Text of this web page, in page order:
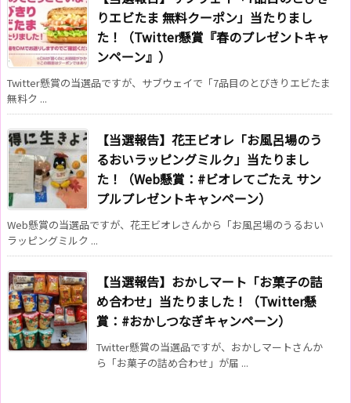
りエビたま 無料クーポン」当たりまし
た！（Twitter懸賞『春のプレゼントキャ
ンペーン』）
Twitter懸賞の当選品ですが、サブウェイで「7品目のとびきりエビたま
無料ク ...
【当選報告】花王ビオレ「お風呂場のう
るおいラッピングミルク」当たりまし
た！（Web懸賞：#ビオレてごたえ サン
プルプレゼントキャンペーン）
Web懸賞の当選品ですが、花王ビオレさんから「お風呂場のうるおい
ラッピングミルク ...
【当選報告】おかしマート「お菓子の詰
め合わせ」当たりました！（Twitter懸
賞：#おかしつなぎキャンペーン）
Twitter懸賞の当選品ですが、おかしマートさんか
ら「お菓子の詰め合わせ」が届 ...